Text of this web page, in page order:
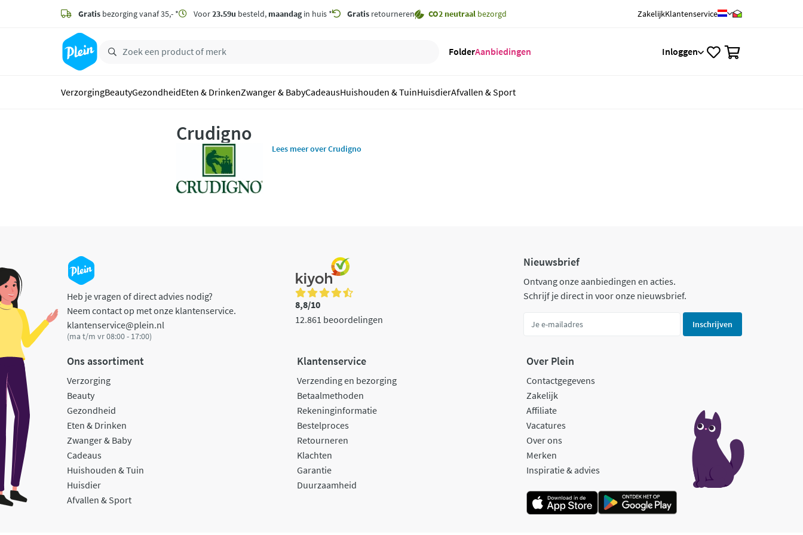
zoeken
hoofdinhoud
Gratis bezorging vanaf 35,- * Voor23.59u besteld, maandagin huis * Gratis retourneren CO2 neutraal bezorgd ZakelijkKlantenservice
FolderAanbiedingen Inloggen
VerzorgingBeautyGezondheidEten & DrinkenZwanger & BabyCadeausHuishouden & TuinHuisdierAfvallen & Sport
Crudigno
Lees meer over Crudigno
Heb je vragen of direct advies nodig?
Neem contact op met onze klantenservice.
klantenservice@plein.nl
(ma t/m vr 08:00 - 17:00)
8,8/10
12.861 beoordelingen
Nieuwsbrief
Ontvang onze aanbiedingen en acties.
Schrijf je direct in voor onze nieuwsbrief.
Inschrijven
Ons assortiment
Verzorging
Beauty
Gezondheid
Eten & Drinken
Zwanger & Baby
Cadeaus
Huishouden & Tuin
Huisdier
Afvallen & Sport
Klantenservice
Verzending en bezorging
Betaalmethoden
Rekeninginformatie
Bestelproces
Retourneren
Klachten
Garantie
Duurzaamheid
Over Plein
Contactgegevens
Zakelijk
Affiliate
Vacatures
Over ons
Merken
Inspiratie & advies